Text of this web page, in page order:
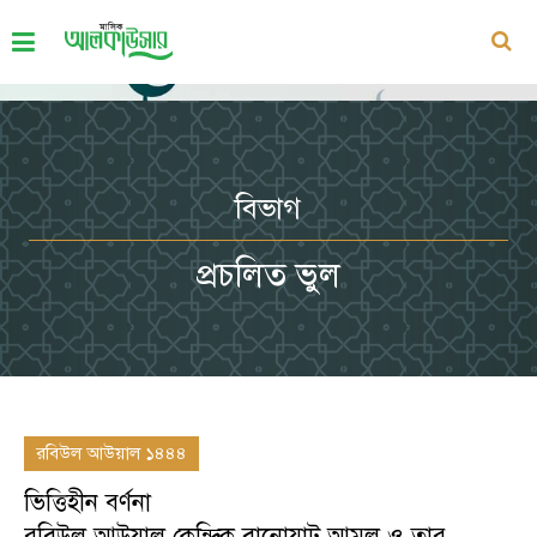
বিভাগ
প্রচলিত ভুল
রবিউল আউয়াল ১৪৪৪
ভিত্তিহীন বর্ণনা